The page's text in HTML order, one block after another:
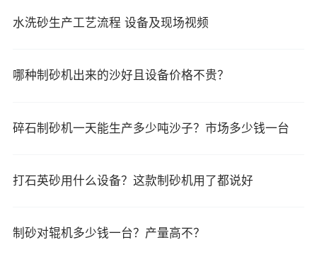
水洗砂生产工艺流程 设备及现场视频
哪种制砂机出来的沙好且设备价格不贵？
碎石制砂机一天能生产多少吨沙子？市场多少钱一台
打石英砂用什么设备？这款制砂机用了都说好
制砂对辊机多少钱一台？产量高不？